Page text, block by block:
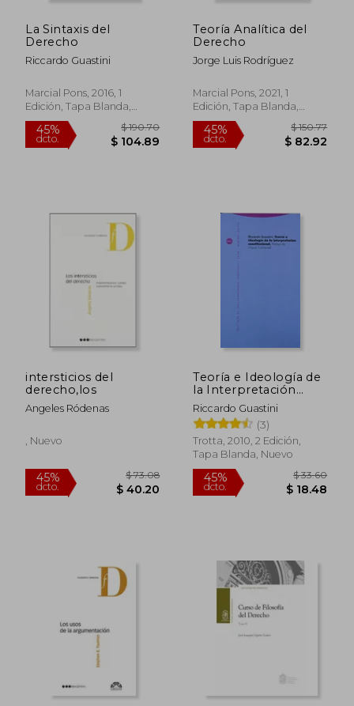
45%
dcto.
La Sintaxis del
Derecho
Riccardo Guastini
Marcial Pons, 2016, 1
Edición, Tapa Blanda,
Nuevo
45%
Teoría Analítica del
Derecho
Jorge Luis Rodríguez
Marcial Pons, 2021, 1
Edición, Tapa Blanda,
Nuevo
45%
intersticios del
derecho,los
Angeles Ródenas
, Nuevo
Teoría e Ideología de
la Interpretación
Constitucional
Riccardo Guastini
(3)
Trotta, 2010, 2 Edición,
Tapa Blanda, Nuevo